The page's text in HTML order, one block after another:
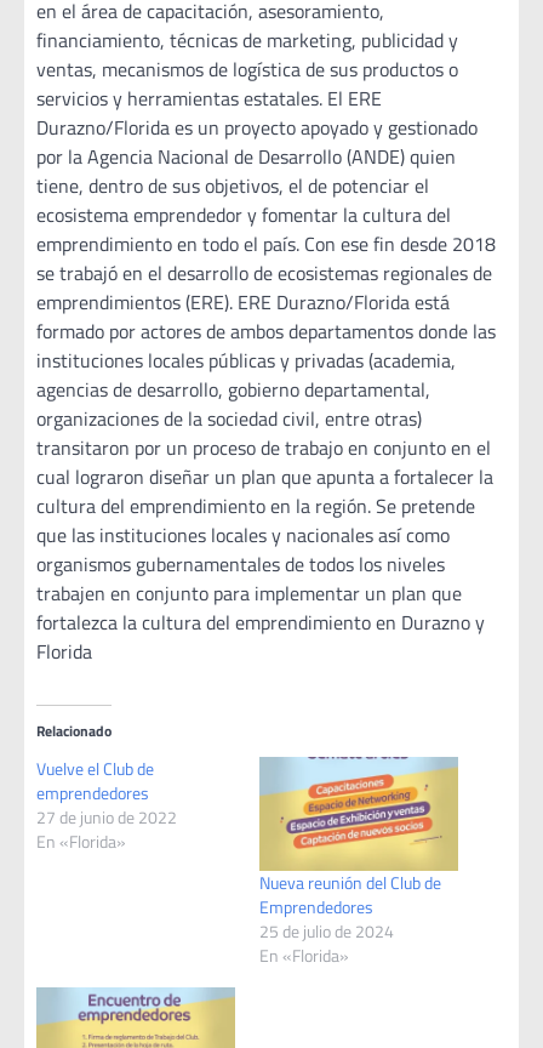
en el área de capacitación, asesoramiento,
financiamiento, técnicas de marketing, publicidad y
ventas, mecanismos de logística de sus productos o
servicios y herramientas estatales. El ERE
Durazno/Florida es un proyecto apoyado y gestionado
por la Agencia Nacional de Desarrollo (ANDE) quien
tiene, dentro de sus objetivos, el de potenciar el
ecosistema emprendedor y fomentar la cultura del
emprendimiento en todo el país. Con ese fin desde 2018
se trabajó en el desarrollo de ecosistemas regionales de
emprendimientos (ERE). ERE Durazno/Florida está
formado por actores de ambos departamentos donde las
instituciones locales públicas y privadas (academia,
agencias de desarrollo, gobierno departamental,
organizaciones de la sociedad civil, entre otras)
transitaron por un proceso de trabajo en conjunto en el
cual lograron diseñar un plan que apunta a fortalecer la
cultura del emprendimiento en la región. Se pretende
que las instituciones locales y nacionales así como
organismos gubernamentales de todos los niveles
trabajen en conjunto para implementar un plan que
fortalezca la cultura del emprendimiento en Durazno y
Florida
Relacionado
Vuelve el Club de
emprendedores
27 de junio de 2022
En «Florida»
Nueva reunión del Club de
Emprendedores
25 de julio de 2024
En «Florida»